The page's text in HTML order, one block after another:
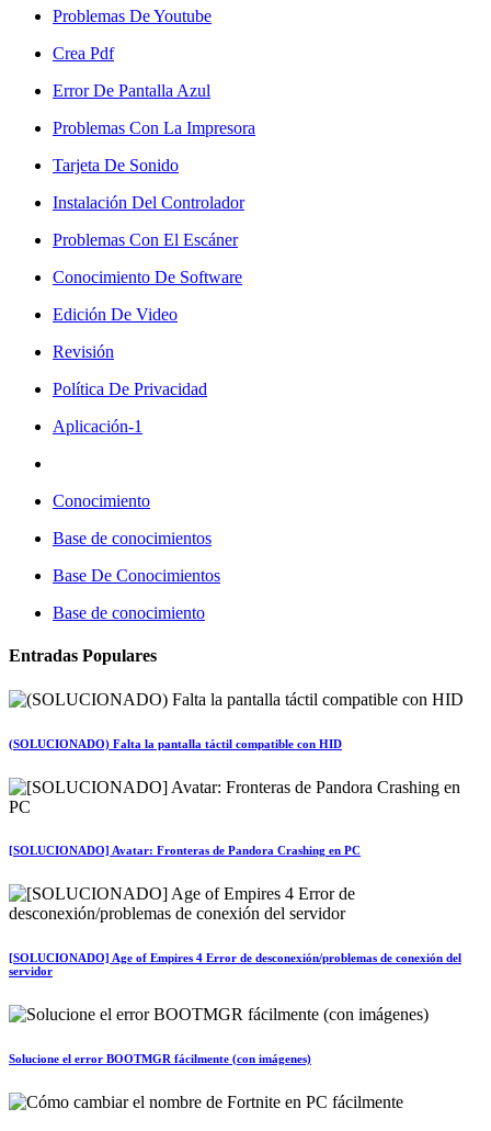
Problemas De Youtube
Crea Pdf
Error De Pantalla Azul
Problemas Con La Impresora
Tarjeta De Sonido
Instalación Del Controlador
Problemas Con El Escáner
Conocimiento De Software
Edición De Video
Revisión
Política De Privacidad
Aplicación-1
Conocimiento
Base de conocimientos
Base De Conocimientos
Base de conocimiento
Entradas Populares
(SOLUCIONADO) Falta la pantalla táctil compatible con HID
[SOLUCIONADO] Avatar: Fronteras de Pandora Crashing en PC
[SOLUCIONADO] Age of Empires 4 Error de desconexión/problemas de conexión del
servidor
Solucione el error BOOTMGR fácilmente (con imágenes)